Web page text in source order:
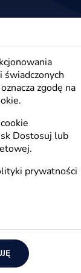
studenci
na
zgodę na
Dostosuj lub
prywatności